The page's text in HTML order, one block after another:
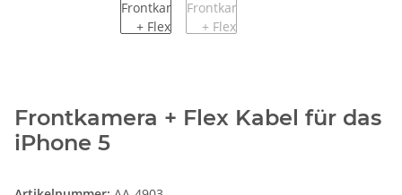
Frontkamera + Flex Kabel für das
iPhone 5